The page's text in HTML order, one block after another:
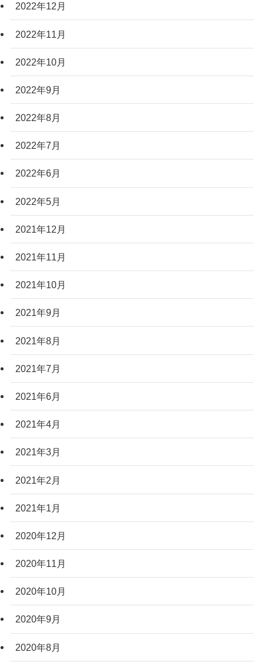
2022年12月
2022年11月
2022年10月
2022年9月
2022年8月
2022年7月
2022年6月
2022年5月
2021年12月
2021年11月
2021年10月
2021年9月
2021年8月
2021年7月
2021年6月
2021年4月
2021年3月
2021年2月
2021年1月
2020年12月
2020年11月
2020年10月
2020年9月
2020年8月